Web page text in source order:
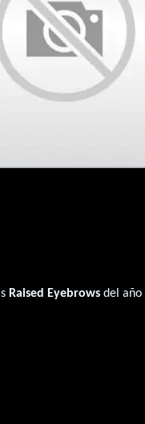
Raised Eyebrows del año